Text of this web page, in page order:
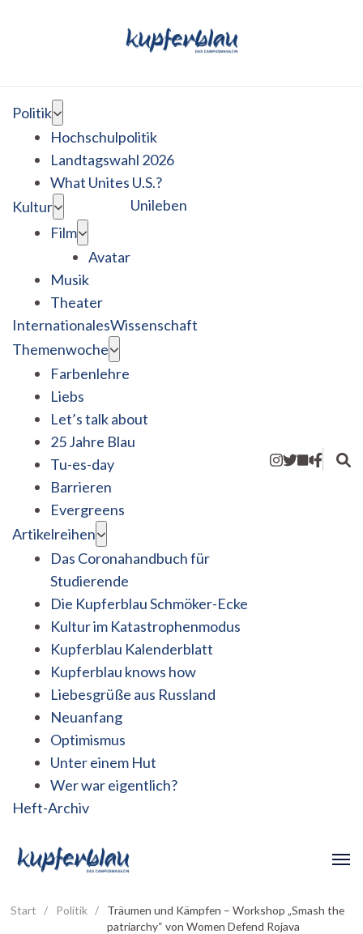
Politik
Hochschulpolitik
Landtagswahl 2026
What Unites U.S.?
Kultur
Film
Avatar
Musik
Theater
Unileben
InternationalesWissenschaft
Themenwoche
Farbenlehre
Liebs
Let’s talk about
25 Jahre Blau
Tu-es-day
Barrieren
Evergreens
Artikelreihen
Das Coronahandbuch für
Studierende
Die Kupferblau Schmöker-Ecke
Kultur im Katastrophenmodus
Kupferblau Kalenderblatt
Kupferblau knows how
Liebesgrüße aus Russland
Neuanfang
Optimismus
Unter einem Hut
Wer war eigentlich?
Heft-Archiv
Start / Politik /
Träumen und Kämpfen – Workshop „Smash the
patriarchy“ von Women Defend Rojava